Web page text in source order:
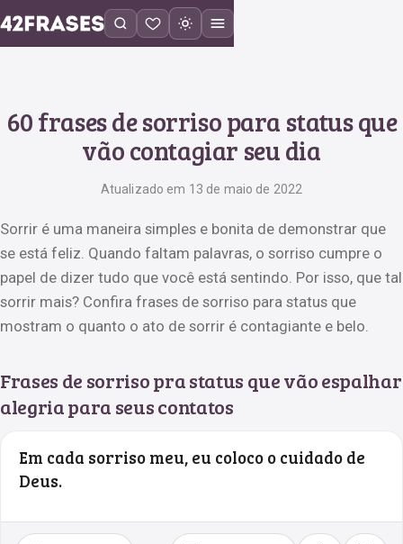
60 frases de sorriso para status que
vão contagiar seu dia
Atualizado em 13 de maio de 2022
Sorrir é uma maneira simples e bonita de demonstrar que
se está feliz. Quando faltam palavras, o sorriso cumpre o
papel de dizer tudo que você está sentindo. Por isso, que tal
sorrir mais? Confira frases de sorriso para status que
mostram o quanto o ato de sorrir é contagiante e belo.
Frases de sorriso pra status que vão espalhar
alegria para seus contatos
Em cada sorriso meu, eu coloco o cuidado de
Deus.